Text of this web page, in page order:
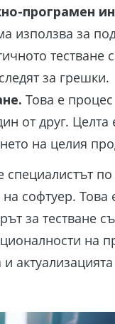
програмен
използва за
тестване
за грешки.
Това е
от друг.
на целия
софтуер.
за тестване
на